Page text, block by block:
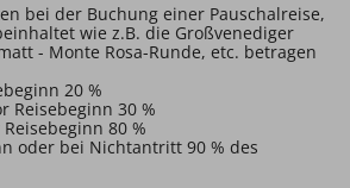
bei der Buchung einer Pauschalreise,
wie z.B. die Großvenediger
- Monte Rosa-Runde, etc. betragen
20 %
Reisebeginn 30 %
80 %
oder bei Nichtantritt 90 % des